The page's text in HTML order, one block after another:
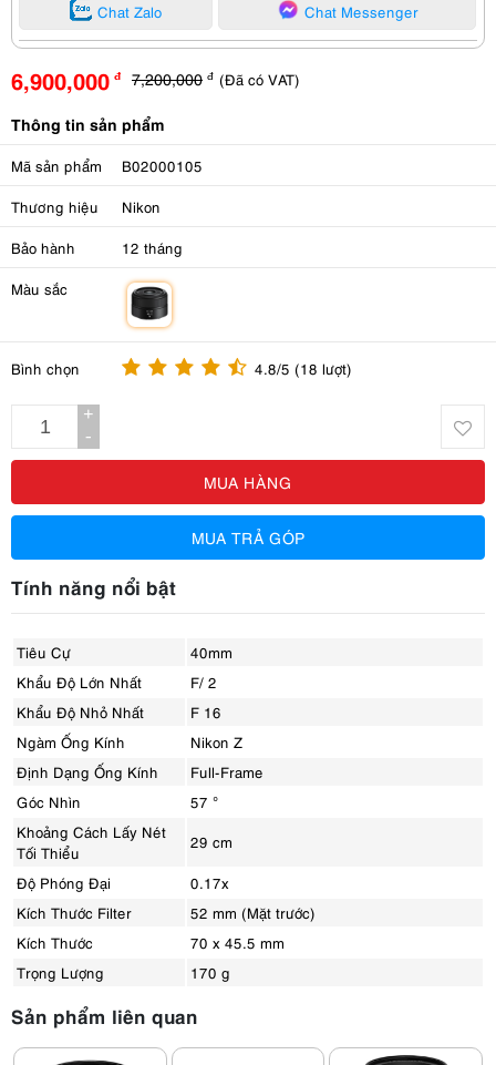
Chat Zalo Chat Messenger
6,900,000 đ 7,200,000 đ (Đã có VAT)
Thông tin sản phẩm
Mã sản phẩm B02000105
Thương hiệu Nikon
Bảo hành 12 tháng
Màu sắc
Bình chọn 4.8/5 (18 lượt)
+
-
MUA HÀNG
MUA TRẢ GÓP
Tính năng nổi bật
Tiêu Cự
40mm
Khẩu Độ Lớn Nhất
F/ 2
Khẩu Độ Nhỏ Nhất
F 16
Ngàm Ống Kính
Nikon Z
Định Dạng Ống Kính
Full-Frame
Góc Nhìn
57 °
Khoảng Cách Lấy Nét
Tối Thiểu
29 cm
Độ Phóng Đại
0.17x
Kích Thước Filter
52 mm (Mặt trước)
Kích Thước
70 x 45.5 mm
Trọng Lượng
170 g
Sản phẩm liên quan